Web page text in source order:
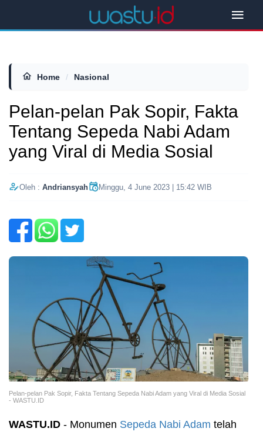
Home / Nasional
Pelan-pelan Pak Sopir, Fakta
Tentang Sepeda Nabi Adam
yang Viral di Media Sosial
Oleh : Andriansyah Minggu, 4 June 2023 | 15:42 WIB
Pelan-pelan Pak Sopir, Fakta Tentang Sepeda Nabi Adam yang Viral di Media Sosial
- WASTU.ID
WASTU.ID - Monumen Sepeda Nabi Adam telah